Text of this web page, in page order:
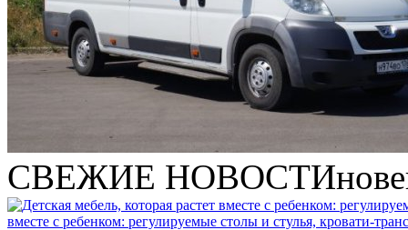
СВЕЖИЕ НОВОСТИ
вместе с ребенком: регулируемые столы и стулья, кровати-